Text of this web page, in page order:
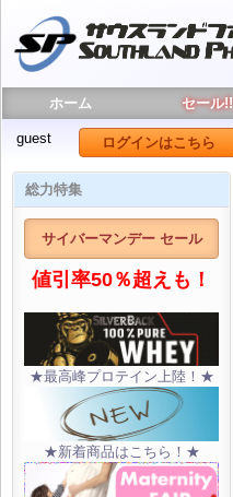
ホーム セール!!
guest ログインはこちら
総力特集
サイバーマンデー セール
値引率50％超えも！
★最高峰プロテイン上陸！★
★新着商品はこちら！★